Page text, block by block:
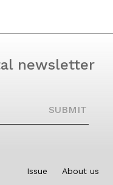
newsletter
SUBMIT
Issue About us